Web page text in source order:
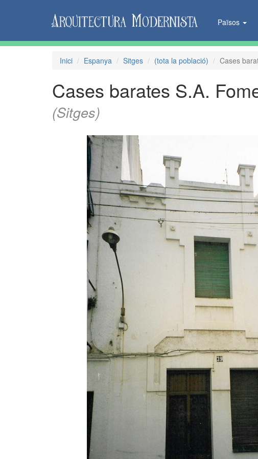
Països
Inici Espanya Sitges (tota la població) Cases
Cases barates S.A.
(Sitges)